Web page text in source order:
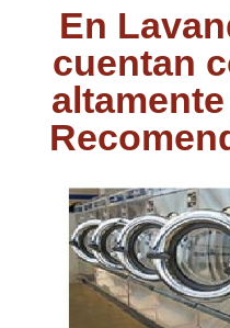
En
cuentan